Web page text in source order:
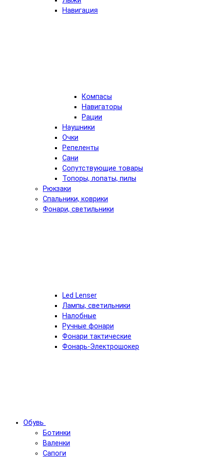
Навигация
Компасы
Навигаторы
Рации
Наушники
Очки
Репеленты
Сани
Сопутствующие товары
Топоры, лопаты, пилы
Рюкзаки
Спальники, коврики
Фонари, светильники
Led Lenser
Лампы, светильники
Налобные
Ручные фонари
Фонари тактические
Фонарь-Электрошокер
Обувь
Ботинки
Валенки
Сапоги